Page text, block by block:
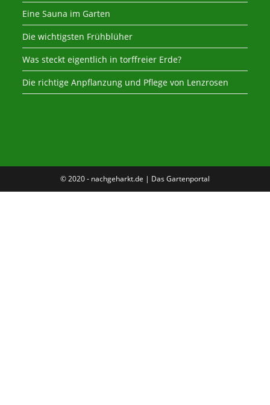
Eine Sauna im Garten
Die wichtigsten Frühblüher
Was steckt eigentlich in torffreier Erde?
Die richtige Anpflanzung und Pflege von Lenzrosen
© 2020 - nachgeharkt.de | Das Gartenportal